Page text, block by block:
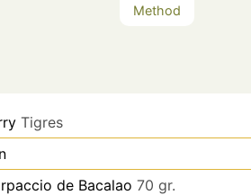
Method
Tigres
de Bacalao 70 gr.